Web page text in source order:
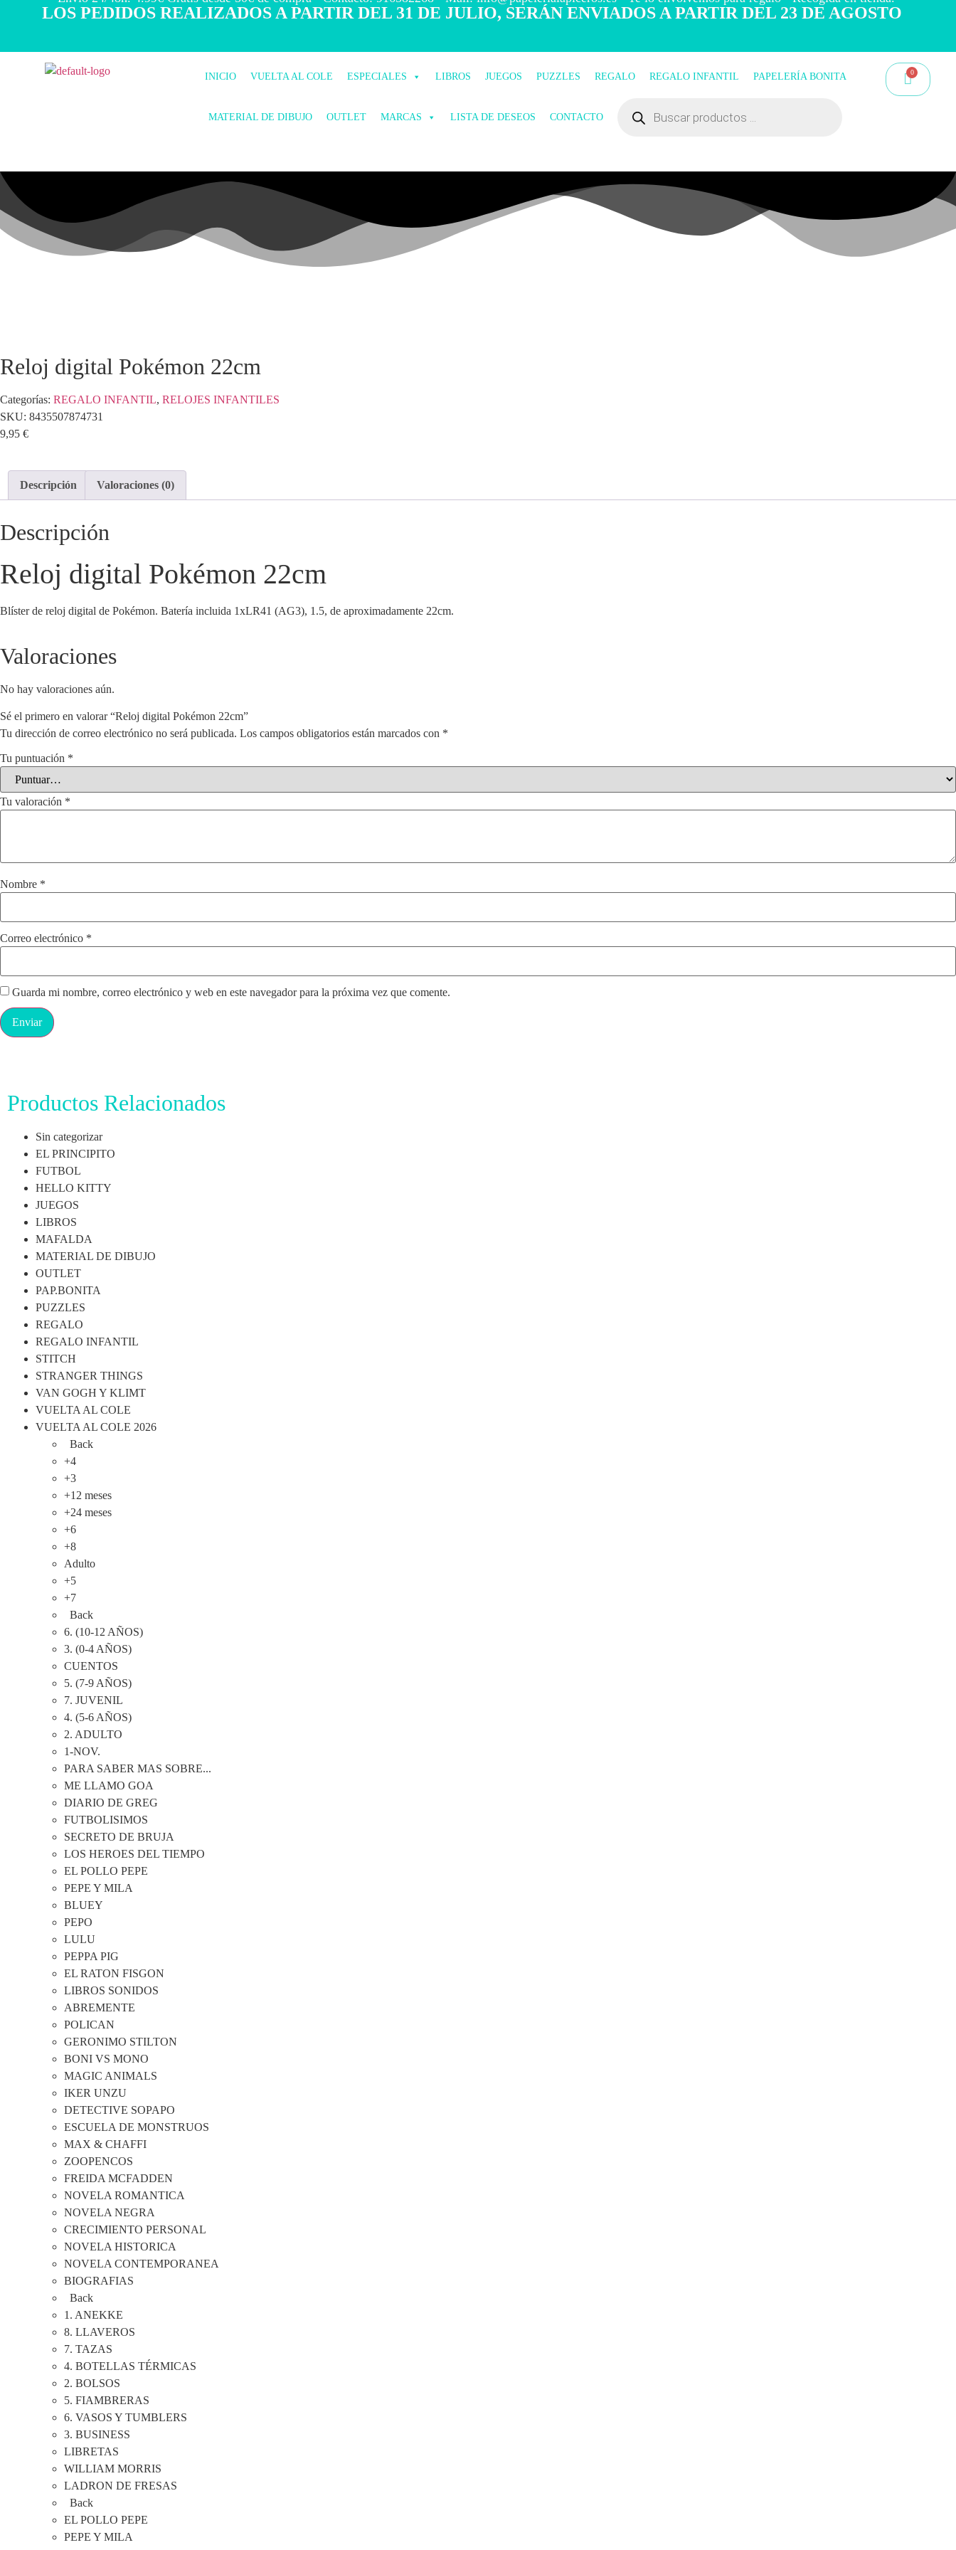
LOS PEDIDOS REALIZADOS A PARTIR DEL 31 DE JULIO, SERÁN ENVIADOS A PARTIR DEL 23 DE AGOSTO
INICIO VUELTA AL COLE ESPECIALES LIBROS JUEGOS PUZZLES REGALO REGALO INFANTIL PAPELERÍA BONITA
MATERIAL DE DIBUJO OUTLET MARCAS LISTA DE DESEOS CONTACTO
Reloj digital Pokémon 22cm
Categorías: REGALO INFANTIL, RELOJES INFANTILES
SKU: 8435507874731
9,95 €
Descripción Valoraciones (0)
Descripción
Reloj digital Pokémon 22cm
Blíster de reloj digital de Pokémon. Batería incluida 1xLR41 (AG3), 1.5, de aproximadamente 22cm.
Valoraciones
No hay valoraciones aún.
Sé el primero en valorar “Reloj digital Pokémon 22cm”
Tu dirección de correo electrónico no será publicada. Los campos obligatorios están marcados con *
Tu puntuación *
Tu valoración *
Nombre *
Correo electrónico *
Guarda mi nombre, correo electrónico y web en este navegador para la próxima vez que comente.
Productos Relacionados
Sin categorizar
EL PRINCIPITO
FUTBOL
HELLO KITTY
JUEGOS
LIBROS
MAFALDA
MATERIAL DE DIBUJO
OUTLET
PAP.BONITA
PUZZLES
REGALO
REGALO INFANTIL
STITCH
STRANGER THINGS
VAN GOGH Y KLIMT
VUELTA AL COLE
VUELTA AL COLE 2026
Back
+4
+3
+12 meses
+24 meses
+6
+8
Adulto
+5
+7
Back
6. (10-12 AÑOS)
3. (0-4 AÑOS)
CUENTOS
5. (7-9 AÑOS)
7. JUVENIL
4. (5-6 AÑOS)
2. ADULTO
1-NOV.
PARA SABER MAS SOBRE...
ME LLAMO GOA
DIARIO DE GREG
FUTBOLISIMOS
SECRETO DE BRUJA
LOS HEROES DEL TIEMPO
EL POLLO PEPE
PEPE Y MILA
BLUEY
PEPO
LULU
PEPPA PIG
EL RATON FISGON
LIBROS SONIDOS
ABREMENTE
POLICAN
GERONIMO STILTON
BONI VS MONO
MAGIC ANIMALS
IKER UNZU
DETECTIVE SOPAPO
ESCUELA DE MONSTRUOS
MAX & CHAFFI
ZOOPENCOS
FREIDA MCFADDEN
NOVELA ROMANTICA
NOVELA NEGRA
CRECIMIENTO PERSONAL
NOVELA HISTORICA
NOVELA CONTEMPORANEA
BIOGRAFIAS
Back
1. ANEKKE
8. LLAVEROS
7. TAZAS
4. BOTELLAS TÉRMICAS
2. BOLSOS
5. FIAMBRERAS
6. VASOS Y TUMBLERS
3. BUSINESS
LIBRETAS
WILLIAM MORRIS
LADRON DE FRESAS
Back
EL POLLO PEPE
PEPE Y MILA